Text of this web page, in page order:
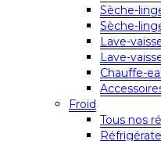
Sèche-
Sèche-
Lave-
Lave-
Chauffe-
Froid
Tous nos